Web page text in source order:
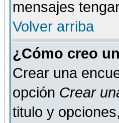
mensajes
Volver arriba
¿Cómo creo
Crear una
opción Crear
titulo y